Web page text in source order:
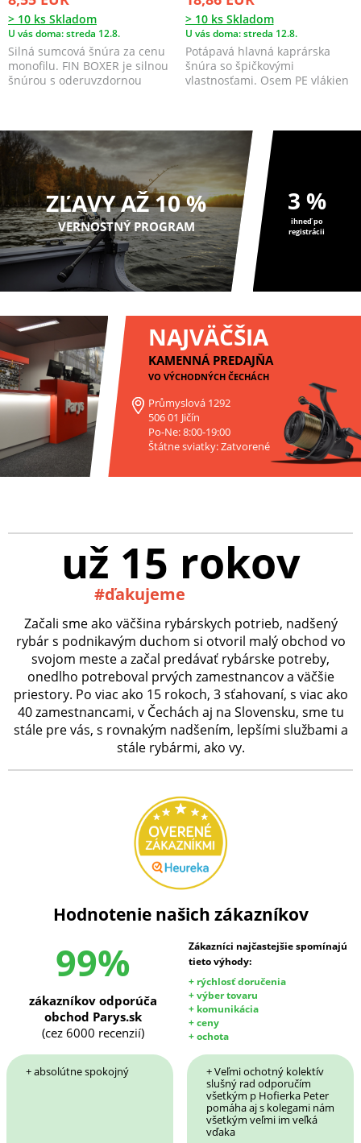
> 10 ks Skladom
U vás doma: streda 12.8.
Silná sumcová šnúra za cenu
monofilu. FIN BOXER je silnou
šnúrou s oderuvzdornou
> 10 ks Skladom
U vás doma: streda 12.8.
Potápavá hlavná kaprárska
šnúra so špičkovými
vlastnosťami. Osem PE vlákien
ZĽAVY AŽ 10 %
VERNOSTNÝ PROGRAM
3 %
ihneď po
registrácii
NAJVÄČŠIA
KAMENNÁ PREDAJŇA
VO VÝCHODNÝCH ČECHÁCH
Průmyslová 1292
506 01 Jičín
Po-Ne: 8:00-19:00
Štátne sviatky: Zatvorené
už 15 rokov
#ďakujeme
Začali sme ako väčšina rybárskych potrieb, nadšený
rybár s podnikavým duchom si otvoril malý obchod vo
svojom meste a začal predávať rybárske potreby,
onedlho potreboval prvých zamestnancov a väčšie
priestory. Po viac ako 15 rokoch, 3 sťahovaní, s viac ako
40 zamestnancami, v Čechách aj na Slovensku, sme tu
stále pre vás, s rovnakým nadšením, lepšími službami a
stále rybármi, ako vy.
Hodnotenie našich zákazníkov
99%
Zákazníci najčastejšie spomínajú
tieto výhody:
+ rýchlosť doručenia
+ výber tovaru
+ komunikácia
+ ceny
+ ochota
zákazníkov odporúča
obchod Parys.sk
(cez 6000 recenzií)
+ absolútne spokojný
+ Veľmi ochotný kolektív
slušný rad odporučím
všetkým p Hofierka Peter
pomáha aj s kolegami nám
všetkým veľmi im veľká
vďaka